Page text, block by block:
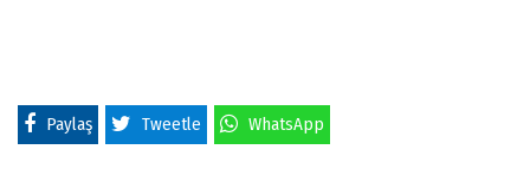
Paylaş Tweetle WhatsApp